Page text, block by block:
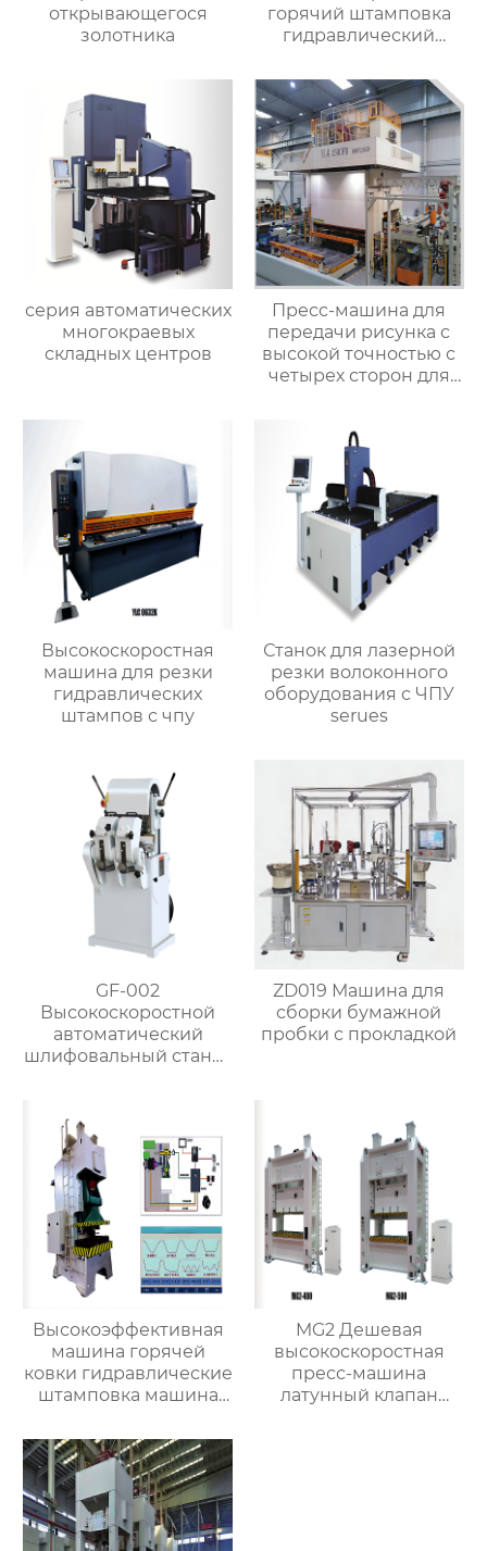
открывающегося
золотника
горячий штамповка
гидравлический
для латунного клапана
серия автоматических
многокраевых
складных центров
Пресс-машина для
передачи рисунка с
высокой точностью с
четырех сторон для
Высокоскоростная
машина для резки
гидравлических
штампов с чпу
Станок для лазерной
резки волоконного
оборудования с ЧПУ
serues
GF-002
Высокоскоростной
автоматический
шлифовальный станок
латунных стержней
клапанов
ZD019 Машина для
сборки бумажной
пробки с прокладкой
Высокоэффективная
машина горячей
ковки гидравлические
штамповка машина
MG2 Дешевая
высокоскоростная
пресс-машина
латунный клапан